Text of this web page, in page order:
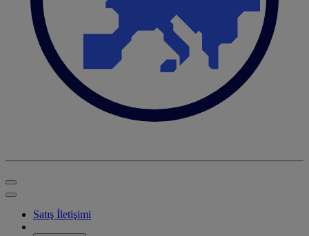
Satış İletişimi